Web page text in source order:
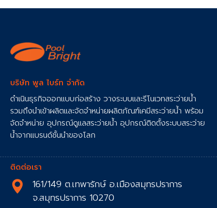
บริษัท พูล ไบร์ท จำกัด
ดำเนินธุรกิจออกแบบก่อสร้าง วางระบบและรีโนเวทสระว่ายน้ำ
รวมถึงนำเข้าผลิตและจัดจำหน่ายผลิตภัณฑ์เคมีสระว่ายน้ำ พร้อม
จัดจำหน่าย อุปกรณ์ดูแลสระว่ายน้ำ อุปกรณ์ติดตั้งระบบสระว่าย
น้ำจากแบรนด์ชั้นนำของโลก
ติดต่อเรา
161/149 ต.เทพารักษ์ อ.เมืองสมุทรปราการ
จ.สมุทรปราการ 10270